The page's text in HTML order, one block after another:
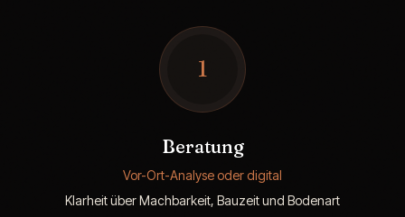
1
Beratung
Vor-Ort-Analyse oder digital
Klarheit über Machbarkeit, Bauzeit und Bodenart